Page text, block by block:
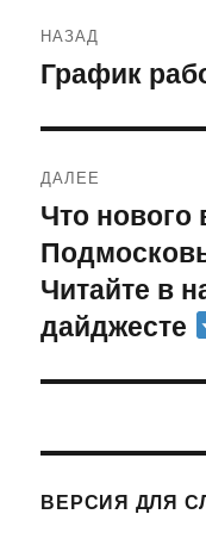
по
НАЗАД
Предыдущая
График
ДАЛЕЕ
Следующая
запись:
Что нового
Читайте в
дайджесте
ВЕРСИЯ ДЛЯ